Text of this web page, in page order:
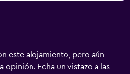
este alojamiento, pero aún
opinión. Echa un vistazo a las